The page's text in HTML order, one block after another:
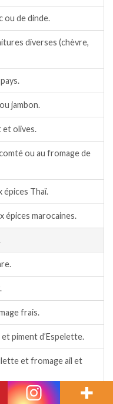
ou de dinde.
diverses (chèvre,
jambon.
et olives.
ou au fromage de
épices Thaï.
épices marocaines.
frais.
piment d’Espelette.
et fromage ail et
poivron rouge.